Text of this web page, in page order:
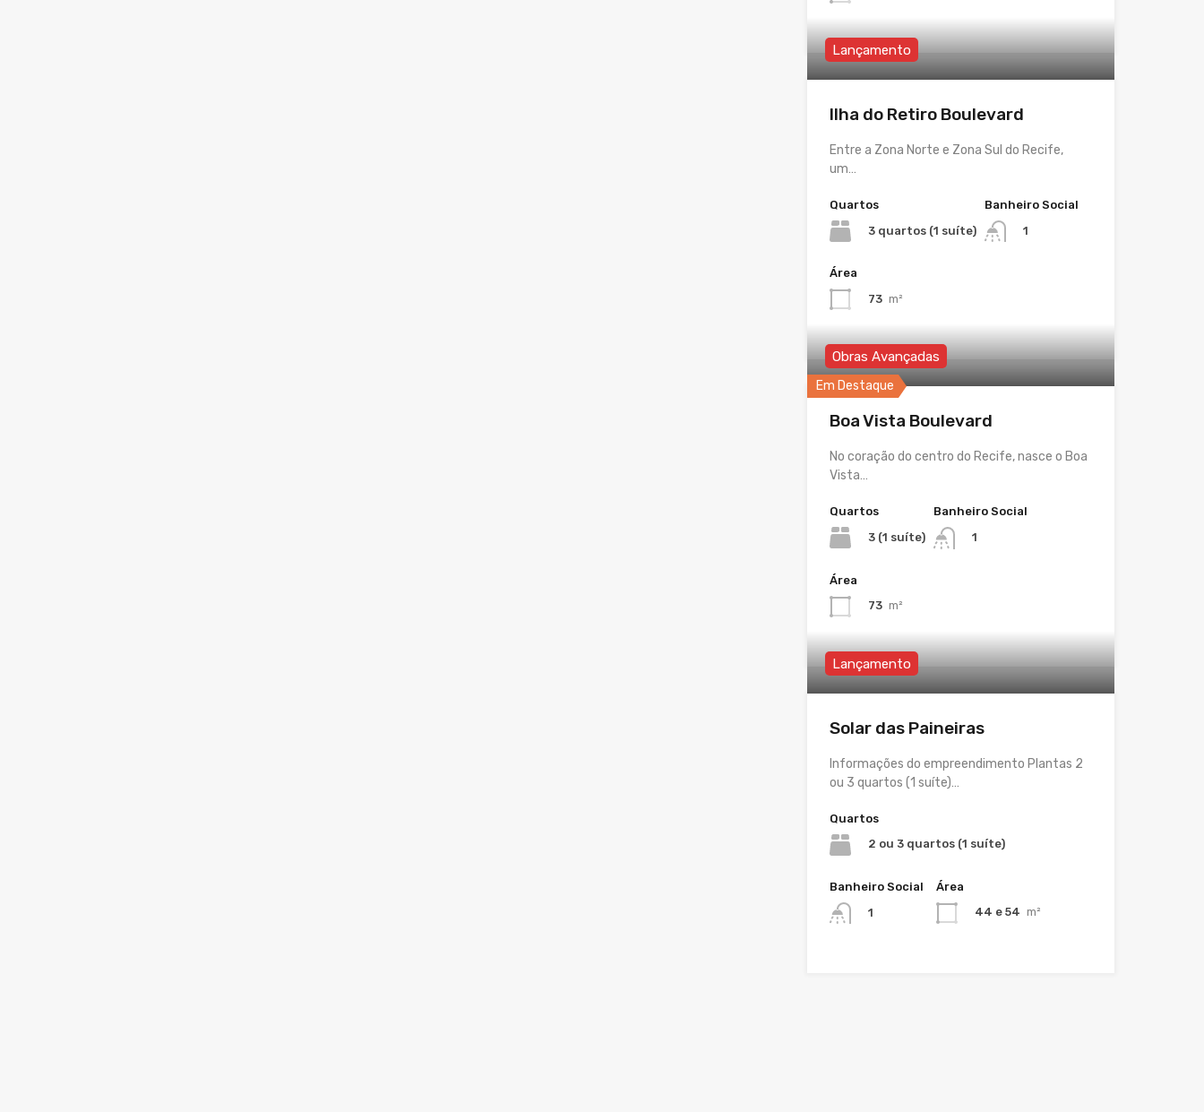
Lançamento
Ilha do Retiro Boulevard
Entre a Zona Norte e Zona Sul do Recife,
um…
Quartos
3 quartos (1 suíte)
Banheiro Social
1
Área
73 m²
Em Destaque
Obras Avançadas
Boa Vista Boulevard
No coração do centro do Recife, nasce o Boa
Vista…
Quartos
3 (1 suíte)
Banheiro Social
1
Área
73 m²
Lançamento
Solar das Paineiras
Informações do empreendimento Plantas 2
ou 3 quartos (1 suíte)…
Quartos
2 ou 3 quartos (1 suíte)
Banheiro Social
1
Área
44 e 54 m²